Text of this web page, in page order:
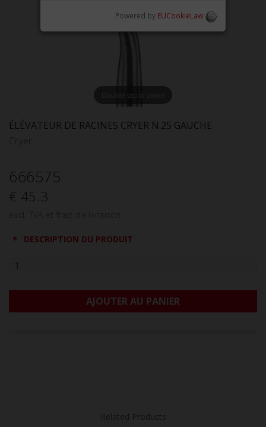
Double tap to zoom
ÉLÉVATEUR DE RACINES CRYER N.25 GAUCHE
666575
€ 45.3
DESCRIPTION DU PRODUIT
AJOUTER AU PANIER
Powered by EUCookieLaw